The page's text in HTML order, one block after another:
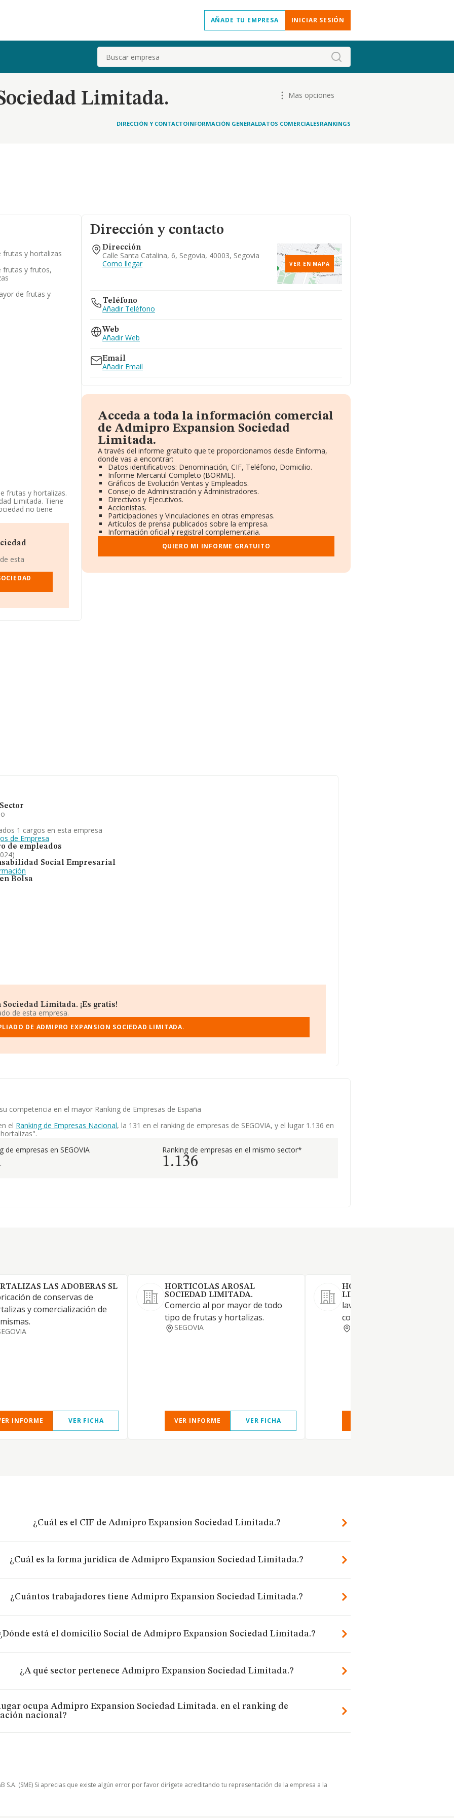
AÑADE TU EMPRESA INICIAR SESIÓN
Buscar
Limitada. Mas opciones
DIRECCIÓN Y CONTACTOINFORMACIÓN GENERALDATOS COMERCIALESRANKINGS
frutas y hortalizas
frutas y frutos,
de frutas y
frutas y hortalizas.
Limitada. Tiene
no tiene
ganado 118
mejor posición
El Romeral S.L
de sectores
nacional, pasando
compañías que
Municipal S.A
pasando del
esta
Dirección y contacto
Dirección
Calle Santa Catalina, 6, Segovia, 40003, Segovia
Como llegar
VER EN MAPA
Teléfono
Añadir Teléfono
Web
Añadir Web
Email
Añadir Email
Acceda a toda la información comercial
de Admipro Expansion Sociedad
Limitada.
A través del informe gratuito que te proporcionamos desde Einforma,
donde vas a encontrar:
Datos identificativos: Denominación, CIF, Teléfono, Domicilio.
Informe Mercantil Completo (BORME).
Gráficos de Evolución Ventas y Empleados.
Consejo de Administración y Administradores.
Directivos y Ejecutivos.
Accionistas.
Participaciones y Vinculaciones en otras empresas.
Artículos de prensa publicados sobre la empresa.
Información oficial y registral complementaria.
QUIERO MI INFORME GRATUITO
1 cargos en esta empresa
de Empresa
de empleados
Social Empresarial
Bolsa
Limitada. ¡Es gratis!
de esta empresa.
DE ADMIPRO EXPANSION SOCIEDAD LIMITADA.
competencia en el mayor Ranking de Empresas de España
el Ranking de Empresas Nacional, la 131 en el ranking de empresas de SEGOVIA, y el lugar 1.136 en
de empresas en SEGOVIA Ranking de empresas en el mismo sector*
1.136
LAS ADOBERAS SL
de conservas de
y comercialización de
INFORME VER FICHA
HORTICOLAS AROSAL
SOCIEDAD LIMITADA.
Comercio al por mayor de todo
tipo de frutas y hortalizas.
SEGOVIA
VER INFORME VER FICHA
HORDIEN 2023 SOCIEDAD
LIMITADA.
lavado envasado y
comercializacion de
¿Cuál es el CIF de Admipro Expansion Sociedad Limitada.?
¿Cuál es la forma jurídica de Admipro Expansion Sociedad Limitada.?
¿Cuántos trabajadores tiene Admipro Expansion Sociedad Limitada.?
está el domicilio Social de Admipro Expansion Sociedad Limitada.?
¿A qué sector pertenece Admipro Expansion Sociedad Limitada.?
ocupa Admipro Expansion Sociedad Limitada. en el ranking de
nacional?
(SME) Si aprecias que existe algún error por favor dirígete acreditando tu representación de la empresa a la